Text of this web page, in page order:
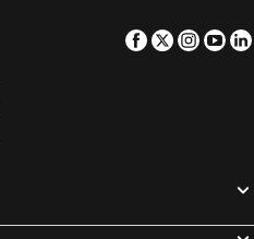
Facebook
Twitter